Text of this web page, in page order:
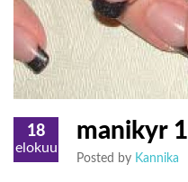
18
elokuu
manikyr 1
Posted by Kannika